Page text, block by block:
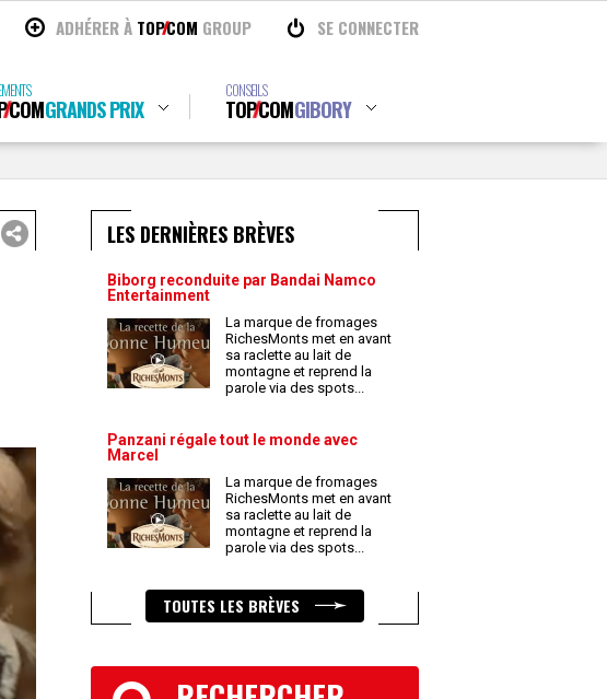
ADHÉRER À TOPCOM GROUP SE CONNECTER
COMGRANDS PRIX
CONSEILS
TOPCOMGIBORY
LES DERNIÈRES BRÈVES
Biborg reconduite par Bandai Namco
Entertainment
La marque de fromages
RichesMonts met en avant
sa raclette au lait de
montagne et reprend la
parole via des spots...
Panzani régale tout le monde avec
Marcel
La marque de fromages
RichesMonts met en avant
sa raclette au lait de
montagne et reprend la
parole via des spots...
TOUTES LES BRÈVES